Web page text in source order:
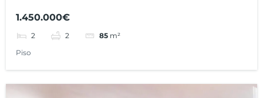
1.450.000€
2 2 85 m²
Piso